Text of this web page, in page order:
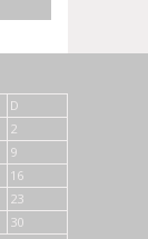
D
2
9
16
23
30